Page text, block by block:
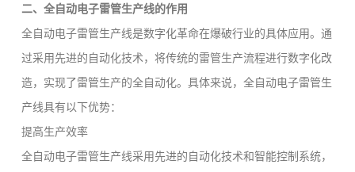
二、全自动电子雷管生产线的作用
全自动电子雷管生产线是数字化革命在爆破行业的具体应用。通
过采用先进的自动化技术，将传统的雷管生产流程进行数字化改
造，实现了雷管生产的全自动化。具体来说，全自动电子雷管生
产线具有以下优势：
提高生产效率
全自动电子雷管生产线采用先进的自动化技术和智能控制系统，